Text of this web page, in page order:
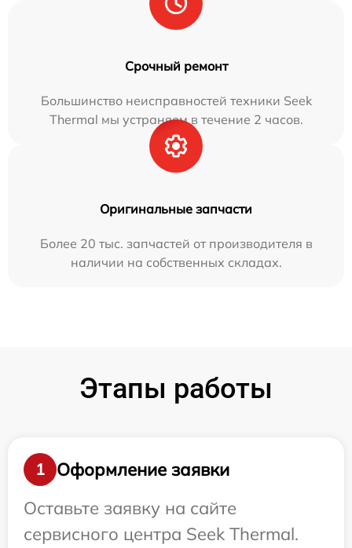
Срочный ремонт
Большинство неисправностей техники Seek
Thermal мы устраняем в течение 2 часов.
Оригинальные запчасти
Более 20 тыс. запчастей от производителя в
наличии на собственных складах.
Этапы работы
1
Оформление заявки
Оставьте заявку на сайте
сервисного центра Seek Thermal.